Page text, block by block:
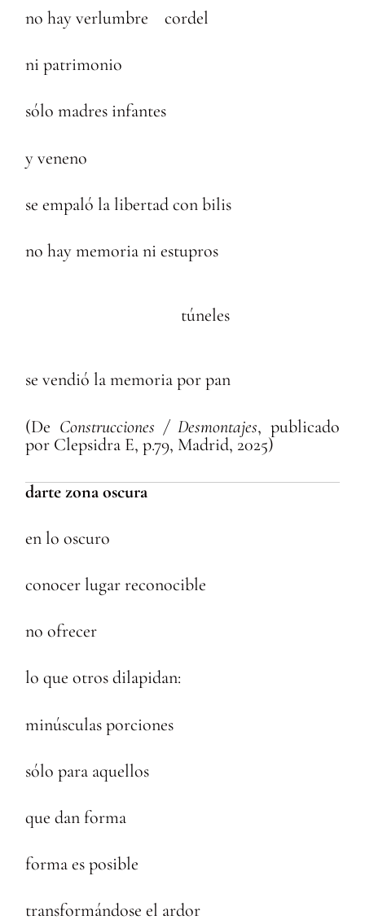
no hay verlumbre cordel
ni patrimonio
sólo madres infantes
y veneno
se empaló la libertad con bilis
no hay memoria ni estupros
túneles
se vendió la memoria por pan
(De Construcciones / Desmontajes, publicado
por Clepsidra E, p.79, Madrid, 2025)
darte zona oscura
en lo oscuro
conocer lugar reconocible
no ofrecer
lo que otros dilapidan:
minúsculas porciones
sólo para aquellos
que dan forma
forma es posible
transformándose el ardor